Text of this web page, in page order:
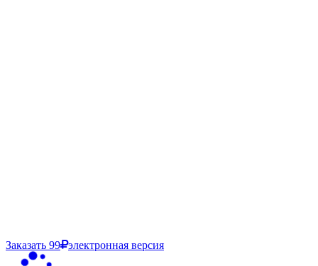
Заказать 99 электронная версия